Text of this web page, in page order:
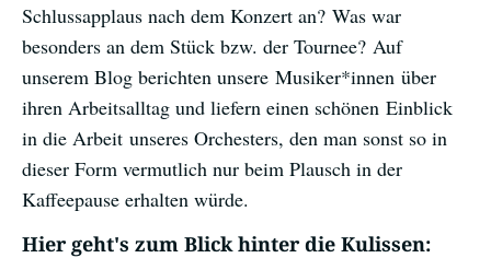
Schlussapplaus nach dem Konzert an? Was war
besonders an dem Stück bzw. der Tournee? Auf
unserem Blog berichten unsere Musiker*innen über
ihren Arbeitsalltag und liefern einen schönen Einblick
in die Arbeit unseres Orchesters, den man sonst so in
dieser Form vermutlich nur beim Plausch in der
Kaffeepause erhalten würde.
Hier geht's zum Blick hinter die Kulissen: